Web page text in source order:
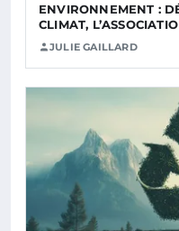
ENVIRONNEMENT :
CLIMAT,
JULIE GAILLARD